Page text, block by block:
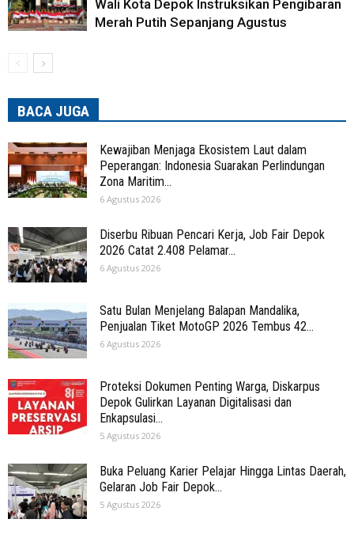
Wali Kota Depok Instruksikan Pengibaran
Merah Putih Sepanjang Agustus
BACA JUGA
Kewajiban Menjaga Ekosistem Laut dalam
Peperangan: Indonesia Suarakan Perlindungan
Zona Maritim...
6 Agustus 2026
Diserbu Ribuan Pencari Kerja, Job Fair Depok
2026 Catat 2.408 Pelamar...
6 Agustus 2026
Satu Bulan Menjelang Balapan Mandalika,
Penjualan Tiket MotoGP 2026 Tembus 42...
6 Agustus 2026
Proteksi Dokumen Penting Warga, Diskarpus
Depok Gulirkan Layanan Digitalisasi dan
Enkapsulasi...
5 Agustus 2026
Buka Peluang Karier Pelajar Hingga Lintas Daerah,
Gelaran Job Fair Depok...
5 Agustus 2026